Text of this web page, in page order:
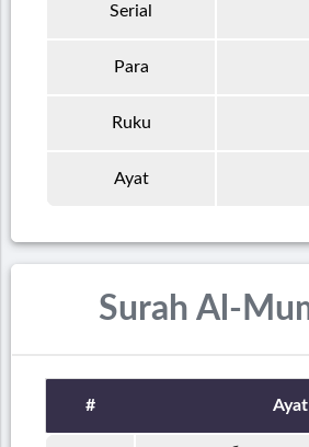
Serial
Para
Ruku
Ayat
Surah Al-
# Ayat